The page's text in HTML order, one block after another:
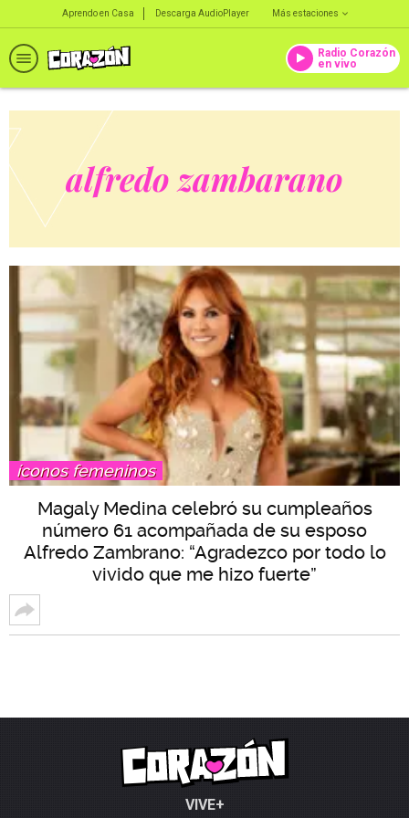
Aprendo en Casa Descarga AudioPlayer Más estaciones
Radio Corazón
en vivo
alfredo zambarano
íconos femeninos
Magaly Medina celebró su cumpleaños
número 61 acompañada de su esposo
Alfredo Zambrano: “Agradezco por todo lo
vivido que me hizo fuerte”
VIVE+